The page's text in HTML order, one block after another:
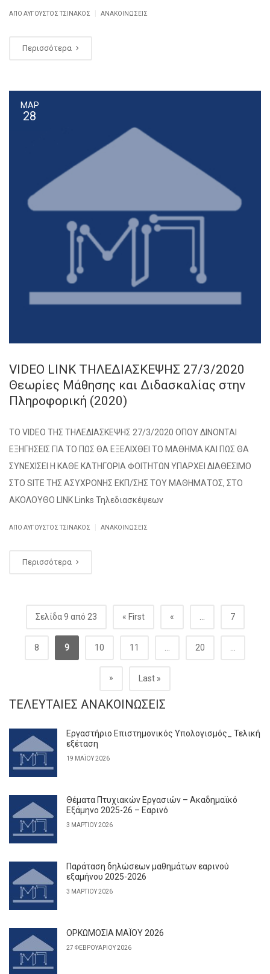
ΑΠΌ ΑΎΓΟΥΣΤΟΣ ΤΣΙΝΆΚΟΣ ΑΝΑΚΟΙΝΏΣΕΙΣ
Περισσότερα
ΜΑΡ
28
VIDEO LINK ΤΗΛΕΔΙΑΣΚΕΨΗΣ 27/3/2020
Θεωρίες Μάθησης και Διδασκαλίας στην
Πληροφορική (2020)
TO VIDEO ΤΗΣ ΤΗΛΕΔΙΑΣΚΕΨΗΣ 27/3/2020 ΟΠΟΥ ΔΙΝΟΝΤΑΙ
ΕΞΗΓΗΣΕΙΣ ΓΙΑ ΤΟ ΠΩΣ ΘΑ ΕΞΕΛΙΧΘΕΙ ΤΟ ΜΑΘΗΜΑ ΚΑΙ ΠΩΣ ΘΑ
ΣΥΝΕΧΙΣΕΙ Η ΚΑΘΕ ΚΑΤΗΓΟΡΙΑ ΦΟΙΤΗΤΩΝ ΥΠΑΡΧΕΙ ΔΙΑΘΕΣΙΜΟ
ΣΤΟ SITE ΤΗΣ ΑΣΥΧΡΟΝΗΣ ΕΚΠ/ΣΗΣ ΤΟΥ ΜΑΘΗΜΑΤΟΣ, ΣΤΟ
ΑΚΟΛΟΥΘΟ LINK Links Τηλεδιασκέψεων
ΑΠΌ ΑΎΓΟΥΣΤΟΣ ΤΣΙΝΆΚΟΣ ΑΝΑΚΟΙΝΏΣΕΙΣ
Περισσότερα
Σελίδα 9 από 23 « First « 7
8 9 10 11 20
» Last »
ΤΕΛΕΥΤΑΊΕΣ ΑΝΑΚΟΙΝΏΣΕΙΣ
Εργαστήριο Επιστημονικός Υπολογισμός_ Τελική
εξέταση
19 ΜΑΪ́ΟΥ 2026
Θέματα Πτυχιακών Εργασιών – Ακαδημαϊκό
Εξάμηνο 2025-26 – Εαρινό
3 ΜΑΡΤΊΟΥ 2026
Παράταση δηλώσεων μαθημάτων εαρινού
εξαμήνου 2025-2026
3 ΜΑΡΤΊΟΥ 2026
ΟΡΚΩΜΟΣΙΑ ΜΑΪΟΥ 2026
27 ΦΕΒΡΟΥΑΡΊΟΥ 2026